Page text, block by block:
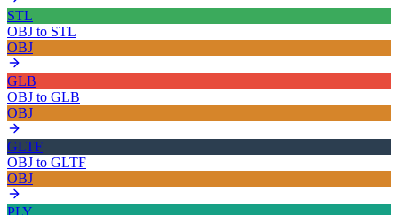
STL
OBJ to STL
OBJ
GLB
OBJ to GLB
OBJ
GLTF
OBJ to GLTF
OBJ
PLY